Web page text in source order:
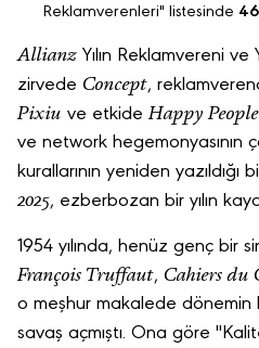
Reklamverenleri" listesinde
Allianz Yılın Reklamvereni ve
zirvede Concept,
Pixiu ve etkideHappy
ve network hegemonyasının
kurallarının yeniden yazıldığı
2025, ezberbozan bir yılın
1954 yılında, henüz genç bir
François Truffaut, Cahiers du
o meşhur makalede dönemin
savaş açmıştı. Ona göre